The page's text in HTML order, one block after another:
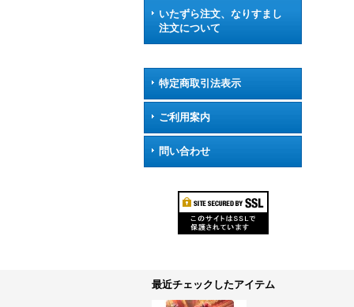
いたずら注文、なりすまし
注文について
特定商取引法表示
ご利用案内
問い合わせ
最近チェックしたアイテム